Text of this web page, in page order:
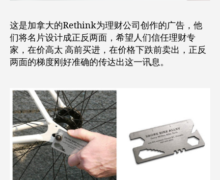
这是加拿大的Rethink为理财公司创作的广告，他
们将名片设计成正反两面，希望人们信任理财专
家，在价高太 高前买进，在价格下跌前卖出，正反
两面的梯度刚好准确的传达出这一讯息。